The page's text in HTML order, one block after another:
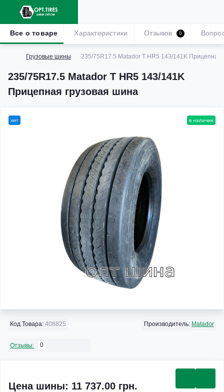
Грузовые шины 235/75R17.5 Matador T HR5 143/141K Прицепная
235/75R17.5 Matador T HR5 143/141K
Прицепная грузовая шина
Все о товаре Характеристики Отзывов 0
хит в наличии
Код Товара: 408825 Производитель: Matador
Отзывы: 0
Цена шины: 11 737.00 грн.